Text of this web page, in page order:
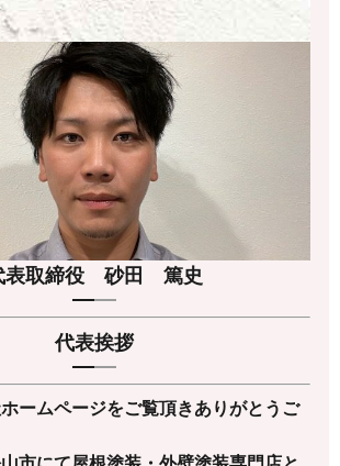
表取締役 砂田 篤史
代表挨拶
ームページをご覧頂きありがとうご